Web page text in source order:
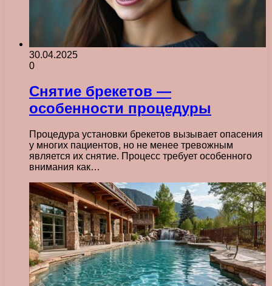
30.04.2025
0
Снятие брекетов —
особенности процедуры
Процедура установки брекетов вызывает опасения
у многих пациентов, но не менее тревожным
является их снятие. Процесс требует особенного
внимания как…